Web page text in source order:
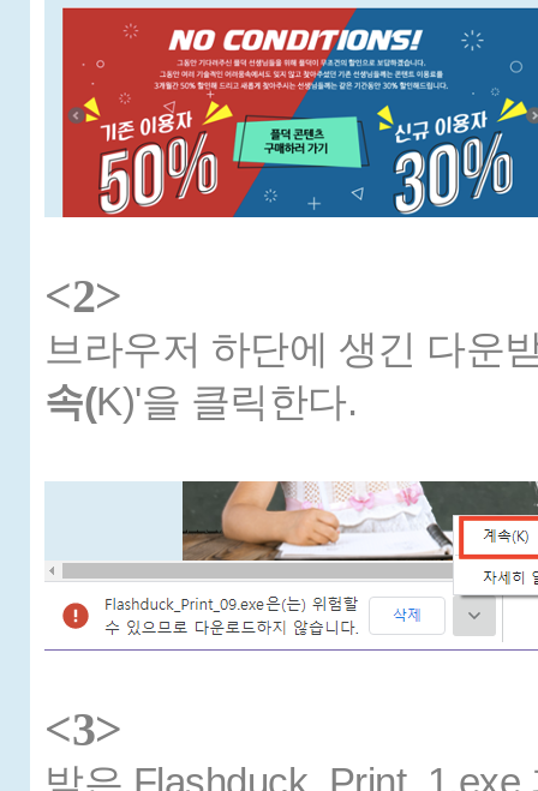
<2>
브라우저 하단에 생긴 다운
속(K)'을 클릭한다.
<3>